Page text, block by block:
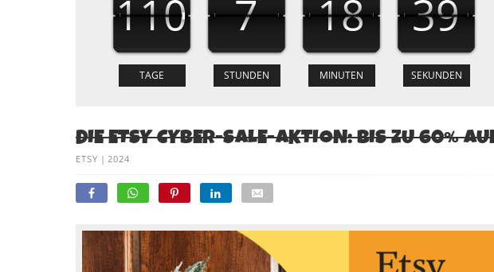
110 7 18 38
DIE ETSY CYBER-SALE-AKTION: BIS ZU 60%
ETSY | 2024